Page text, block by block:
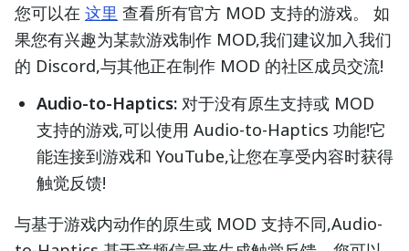
您可以在 这里 查看所有官方 MOD 支持的游戏。 如
果您有兴趣为某款游戏制作 MOD,我们建议加入我们
的 Discord,与其他正在制作 MOD 的社区成员交流!
Audio-to-Haptics: 对于没有原生支持或 MOD
支持的游戏,可以使用 Audio-to-Haptics 功能!它
能连接到游戏和 YouTube,让您在享受内容时获得
触觉反馈!
与基于游戏内动作的原生或 MOD 支持不同,Audio-